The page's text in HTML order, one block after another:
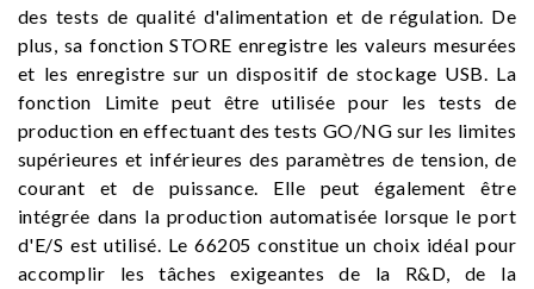
des tests de qualité d'alimentation et de régulation. De
plus, sa fonction STORE enregistre les valeurs mesurées
et les enregistre sur un dispositif de stockage USB. La
fonction Limite peut être utilisée pour les tests de
production en effectuant des tests GO/NG sur les limites
supérieures et inférieures des paramètres de tension, de
courant et de puissance. Elle peut également être
intégrée dans la production automatisée lorsque le port
d'E/S est utilisé. Le 66205 constitue un choix idéal pour
accomplir les tâches exigeantes de la R&D, de la